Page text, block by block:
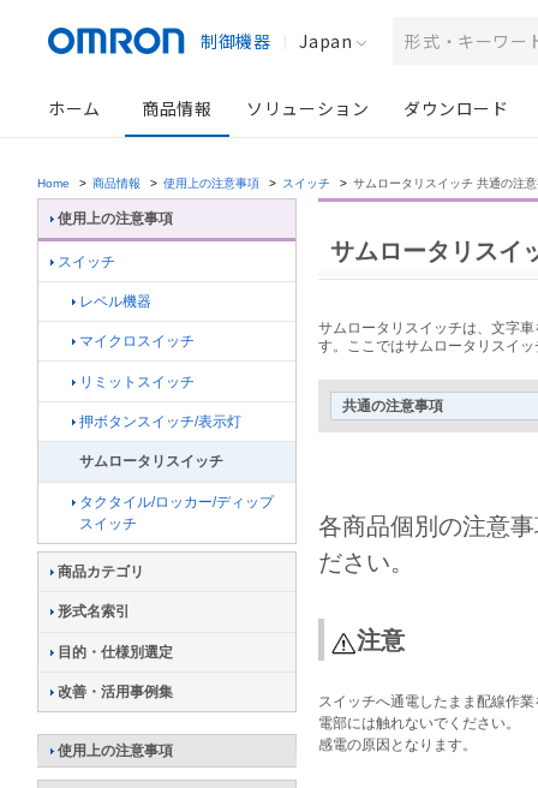
制御機器 Japan
ホーム 商品情報 ソリューション ダウンロード
Home > 商品情報 > 使用上の注意事項 > スイッチ > サムロータリスイッチ 共通の注
使用上の注意事項
スイッチ
レベル機器
マイクロスイッチ
リミットスイッチ
押ボタンスイッチ/表示灯
サムロータリスイッチ
タクタイル/ロッカー/ディップ
スイッチ
商品カテゴリ
形式名索引
目的・仕様別選定
改善・活用事例集
使用上の注意事項
サムロータリスイ
サムロータリスイッチは、文字
す。ここではサムロータリスイ
共通の注意事項
各商品個別の注意
ださい。
注意
スイッチへ通電したまま配線作
電部には触れないでください。
感電の原因となります。